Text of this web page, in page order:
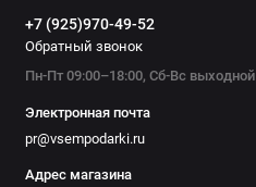
+7 (925)970-49-52
Обратный звонок
Пн-Пт 09:00–18:00, Сб-Вс выходной
Электронная почта
pr@vsempodarki.ru
Адрес магазина